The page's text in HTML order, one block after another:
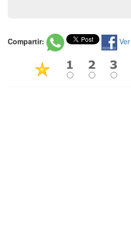
Compartir: